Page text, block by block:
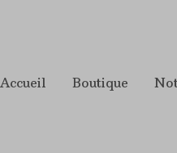
Accueil Boutique